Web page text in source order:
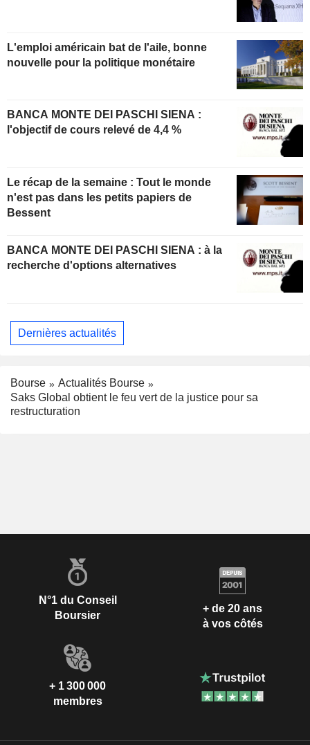
L'emploi américain bat de l'aile, bonne
nouvelle pour la politique monétaire
BANCA MONTE DEI PASCHI SIENA :
l'objectif de cours relevé de 4,4 %
Le récap de la semaine : Tout le monde
n'est pas dans les petits papiers de
Bessent
BANCA MONTE DEI PASCHI SIENA : à la
recherche d'options alternatives
Dernières actualités
Bourse
Actualités Bourse
Saks Global obtient le feu vert de la justice pour sa
restructuration
N°1 du Conseil
Boursier
+ de 20 ans
à vos côtés
+ 1 300 000
membres